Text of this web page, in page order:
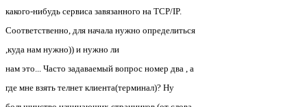
какого-нибудь сервиса завязанного на TCP/IP.
Соответственно, для начала нужно определиться
,куда нам нужно)) и нужно ли
нам это... Часто задаваемый вопрос номер два , а
где мне взять телнет клиента(терминал)? Ну